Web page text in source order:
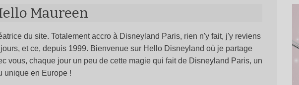
Maureen
du site. Totalement accro à Disneyland Paris, rien n'y fait, j'y reviens
et ce, depuis 1999. Bienvenue sur Hello Disneyland où je partage
vous, chaque jour un peu de cette magie qui fait de Disneyland Paris, un
unique en Europe !